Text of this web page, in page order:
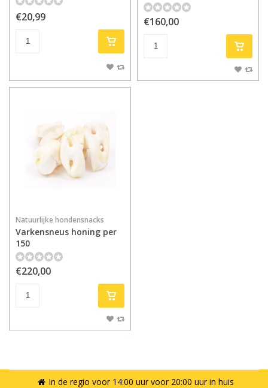
€20,99 €160,00
Natuurlijke hondensnacks
Varkensneus honing per
150
€220,00
In de regio voor 14:00 uur voor 20:00 uur in huis